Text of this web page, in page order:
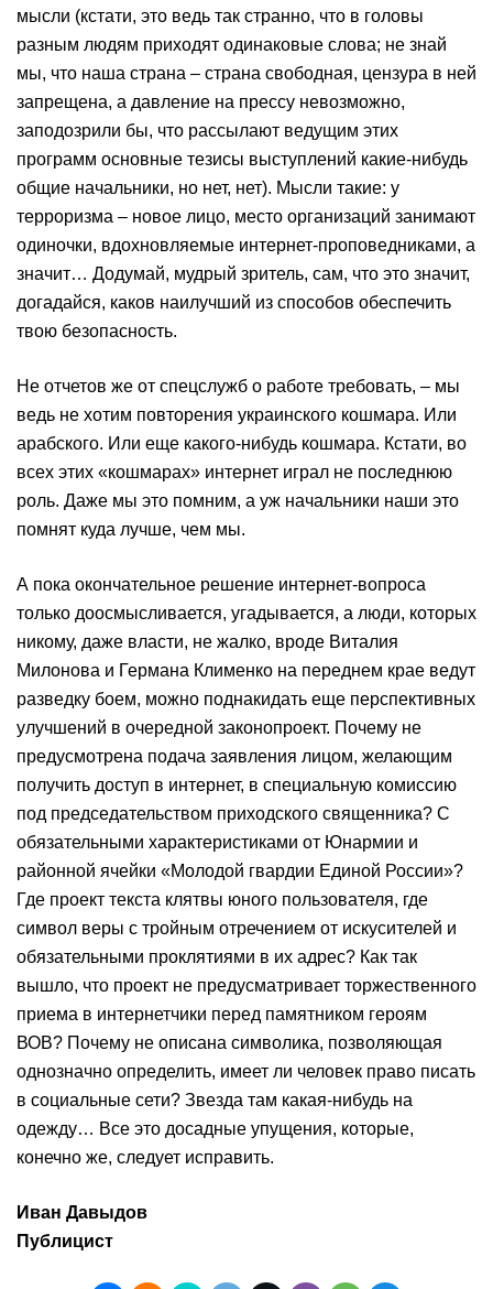
мысли (кстати, это ведь так странно, что в головы
разным людям приходят одинаковые слова; не знай
мы, что наша страна – страна свободная, цензура в ней
запрещена, а давление на прессу невозможно,
заподозрили бы, что рассылают ведущим этих
программ основные тезисы выступлений какие-нибудь
общие начальники, но нет, нет). Мысли такие: у
терроризма – новое лицо, место организаций занимают
одиночки, вдохновляемые интернет-проповедниками, а
значит… Додумай, мудрый зритель, сам, что это значит,
догадайся, каков наилучший из способов обеспечить
твою безопасность.
Не отчетов же от спецслужб о работе требовать, – мы
ведь не хотим повторения украинского кошмара. Или
арабского. Или еще какого-нибудь кошмара. Кстати, во
всех этих «кошмарах» интернет играл не последнюю
роль. Даже мы это помним, а уж начальники наши это
помнят куда лучше, чем мы.
А пока окончательное решение интернет-вопроса
только доосмысливается, угадывается, а люди, которых
никому, даже власти, не жалко, вроде Виталия
Милонова и Германа Клименко на переднем крае ведут
разведку боем, можно поднакидать еще перспективных
улучшений в очередной законопроект. Почему не
предусмотрена подача заявления лицом, желающим
получить доступ в интернет, в специальную комиссию
под председательством приходского священника? С
обязательными характеристиками от Юнармии и
районной ячейки «Молодой гвардии Единой России»?
Где проект текста клятвы юного пользователя, где
символ веры с тройным отречением от искусителей и
обязательными проклятиями в их адрес? Как так
вышло, что проект не предусматривает торжественного
приема в интернетчики перед памятником героям
ВОВ? Почему не описана символика, позволяющая
однозначно определить, имеет ли человек право писать
в социальные сети? Звезда там какая-нибудь на
одежду… Все это досадные упущения, которые,
конечно же, следует исправить.
Иван Давыдов
Публицист